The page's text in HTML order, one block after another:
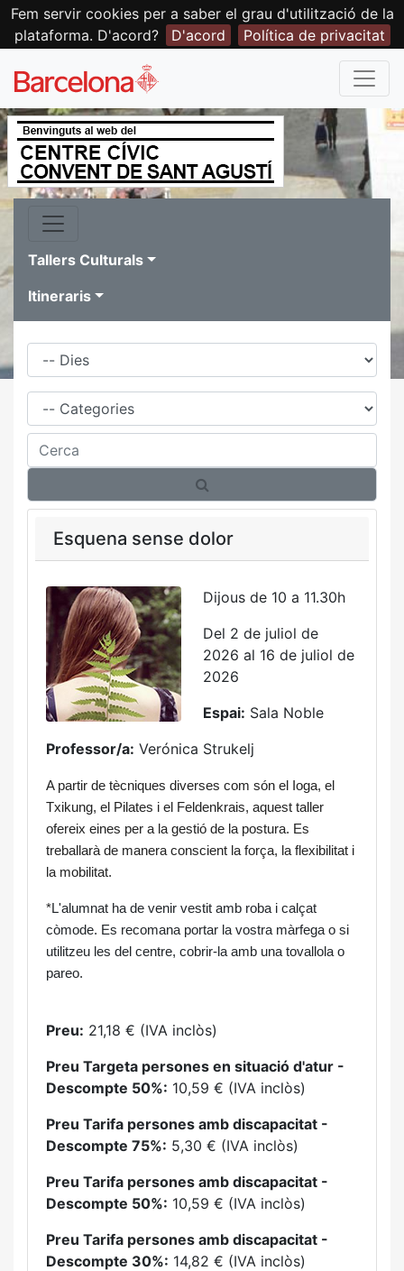
Fem servir cookies per a saber el grau d'utilització de la
plataforma. D'acord?
D'acord Política de privacitat
Tallers Culturals
Itineraris
Dies
Família
Cerca
Esquena sense dolor
Dijous de 10 a 11.30h
Del 2 de juliol de
2026 al 16 de juliol de
2026
Espai: Sala Noble
Professor/a: Verónica Strukelj
A partir de tècniques diverses com són el Ioga, el
Txikung, el Pilates i el Feldenkrais, aquest taller
ofereix eines per a la gestió de la postura. Es
treballarà de manera conscient la força, la flexibilitat i
la mobilitat.
*L'alumnat ha de venir vestit amb roba i calçat
còmode. Es recomana portar la vostra màrfega o si
utilitzeu les del centre, cobrir-la amb una tovallola o
pareo.
Preu: 21,18 € (IVA inclòs)
Preu Targeta persones en situació d'atur -
Descompte 50%: 10,59 € (IVA inclòs)
Preu Tarifa persones amb discapacitat -
Descompte 75%: 5,30 € (IVA inclòs)
Preu Tarifa persones amb discapacitat -
Descompte 50%: 10,59 € (IVA inclòs)
Preu Tarifa persones amb discapacitat -
Descompte 30%: 14,82 € (IVA inclòs)